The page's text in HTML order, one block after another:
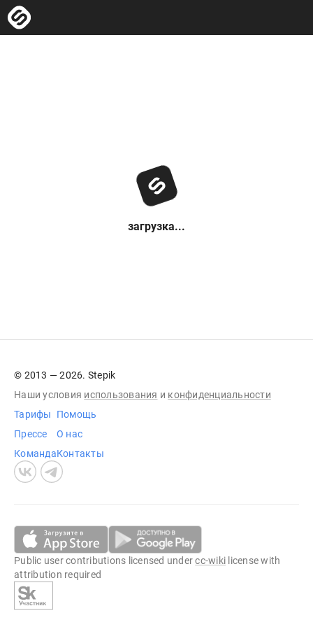
загрузка...
© 2013 — 2026. Stepik
Наши условия использования и конфиденциальности
Тарифы
Прессе
Команда
Помощь
О нас
Контакты
Public user contributions licensed undercc-wiki license with
attribution required